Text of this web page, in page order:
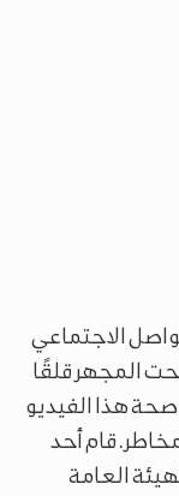
الاجتماعي
المجهر قلقًا
صحة هذا الفيديو
قام أحد
العامة